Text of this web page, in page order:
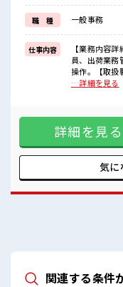
≪自分に向いている仕
困った事などがあれば、
担当がしっかりサポー
■職場の雰囲気
仕事の合間の息抜きは
ロッカーあり！
プライベートも謳歌で
職 種 一般事務
仕事内容
【業務内容
員、出荷業務
操作。【取扱
～3層)・プリ
服があるの
≫ 新しいこと
く環境が整っ
指していき
った事などが
場の雰囲気
も謳歌でき
…詳細を見る
詳細を見る
気に
関連する条件